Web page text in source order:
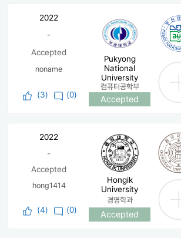
2022
-
Accepted
noname
(3) (0)
Pukyong
National
University
컴퓨터공학부
Accepted
2022
-
Accepted
hong1414
(4) (0)
Hongik
University
경영학과
Accepted